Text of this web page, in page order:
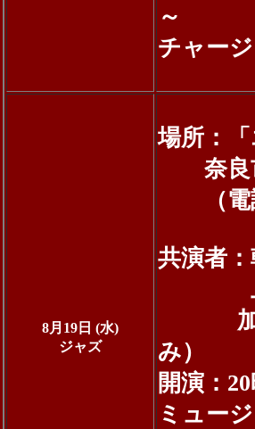
～
チャー
8月19日 (水)
ジャズ
場所：
奈良市
（電話
共演者
上田
加藤
み）
開演：
ミュー